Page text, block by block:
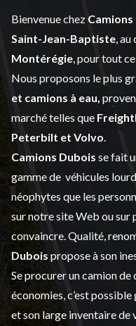
Bienvenue chez
Saint-Jean-Baptiste ,
Montérégie , pour tout
Nous proposons le plus
et camions à eau,
marché telles que
Peterbilt et Volvo
Camions Dubois se fait
gamme de véhicules
néophytes que les
sur notre site Web ou sur
convaincre. Qualité,
Dubois propose à son
Se procurer un camion
économies, c’est
et son large inventaire de